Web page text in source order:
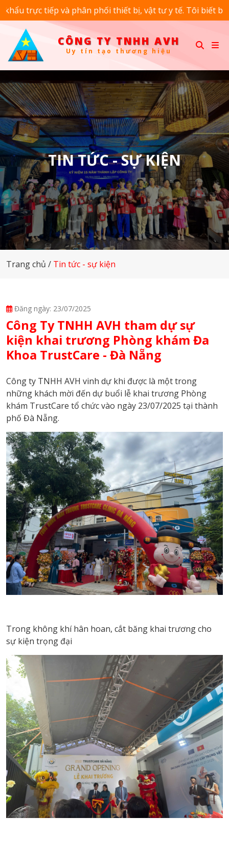
và phân phối thiết bị, vật tư y tế. Tôi biết bạn có nhiều
CÔNG
TY
TNHH
AVH
CÔNG TY TNHH AVH
Uy t ín t ạ o thươn g h i ệ u
TIN TỨC - SỰ KIỆN
Trang chủ Tin tức - sự kiện
Đăng ngày: 23/07/2025
Công Ty TNHH AVH tham dự sự
kiện khai trương Phòng khám Đa
Khoa TrustCare - Đà Nẵng
Công ty TNHH AVH vinh dự khi được là một trong
những khách mời đến dự buổi lễ khai trương Phòng
khám TrustCare tổ chức vào ngày 23/07/2025 tại thành
phố Đà Nẵng.
Trong không khí hân hoan, cắt băng khai trương cho
sự kiện trọng đại